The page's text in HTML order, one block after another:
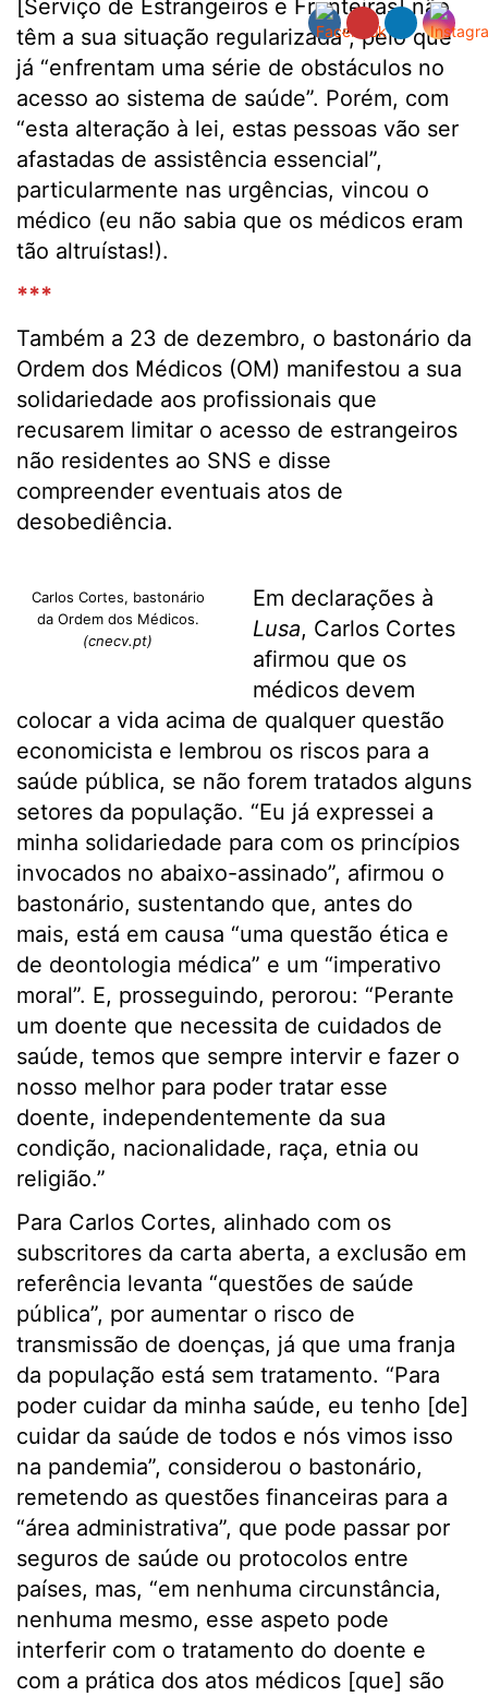
[Serviço de Estrangeiros e Fronteiras] não
têm a sua situação regularizada”, pelo que
já “enfrentam uma série de obstáculos no
acesso ao sistema de saúde”. Porém, com
“esta alteração à lei, estas pessoas vão ser
afastadas de assistência essencial”,
particularmente nas urgências, vincou o
médico (eu não sabia que os médicos eram
tão altruístas!).
***
Também a 23 de dezembro, o bastonário da
Ordem dos Médicos (OM) manifestou a sua
solidariedade aos profissionais que
recusarem limitar o acesso de estrangeiros
não residentes ao SNS e disse
compreender eventuais atos de
desobediência.
Carlos Cortes, bastonário
da Ordem dos Médicos.
(cnecv.pt)
Em declarações à
Lusa, Carlos Cortes
afirmou que os
médicos devem
colocar a vida acima de qualquer questão
economicista e lembrou os riscos para a
saúde pública, se não forem tratados alguns
setores da população. “Eu já expressei a
minha solidariedade para com os princípios
invocados no abaixo-assinado”, afirmou o
bastonário, sustentando que, antes do
mais, está em causa “uma questão ética e
de deontologia médica” e um “imperativo
moral”. E, prosseguindo, perorou: “Perante
um doente que necessita de cuidados de
saúde, temos que sempre intervir e fazer o
nosso melhor para poder tratar esse
doente, independentemente da sua
condição, nacionalidade, raça, etnia ou
religião.”
Para Carlos Cortes, alinhado com os
subscritores da carta aberta, a exclusão em
referência levanta “questões de saúde
pública”, por aumentar o risco de
transmissão de doenças, já que uma franja
da população está sem tratamento. “Para
poder cuidar da minha saúde, eu tenho [de]
cuidar da saúde de todos e nós vimos isso
na pandemia”, considerou o bastonário,
remetendo as questões financeiras para a
“área administrativa”, que pode passar por
seguros de saúde ou protocolos entre
países, mas, “em nenhuma circunstância,
nenhuma mesmo, esse aspeto pode
interferir com o tratamento do doente e
com a prática dos atos médicos [que] são